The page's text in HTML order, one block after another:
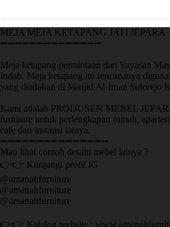
MEJA MEJA KETAPANG JATI JEPARA
➖➖➖➖➖➖➖➖➖➖➖➖➖➖
Meja ketapang permintaan dari Yayasan
Indah. Meja ketapang ini rencananya
yang diadakan di Masjid Al-Iman Sutorejo
Kami adalah PRODUSEN MEBEL
furniture untuk perlengkapan rumah,
cafe dan instansi lainya.
➖➖➖➖➖➖➖➖➖➖➖➖➖➖➖
Mau lihat contoh desain mebel lainya ?
👉👉 Kunjungi profil IG
@amanahfurniture
@amanahfurniture
@amanahfurniture
👉👉 Katalog website :